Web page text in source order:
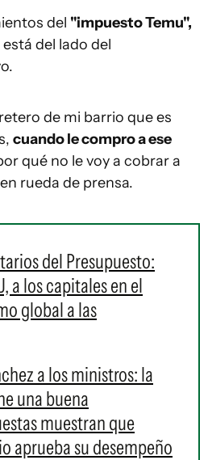
del "impuesto Temu",
del lado del
de mi barrio que es
cuando le compro a ese
qué no le voy a cobrar a
rueda de prensa.
del Presupuesto:
a los capitales en el
global a las
a los ministros: la
una buena
muestran que
aprueba su desempeño